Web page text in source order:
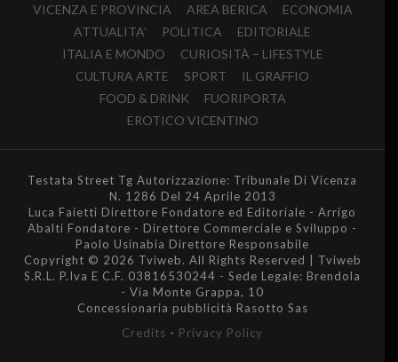
VICENZA E PROVINCIA
AREA BERICA
ECONOMIA
ATTUALITA’
POLITICA
EDITORIALE
ITALIA E MONDO
CURIOSITÀ – LIFESTYLE
CULTURA ARTE
SPORT
IL GRAFFIO
FOOD & DRINK
FUORIPORTA
EROTICO VICENTINO
Testata Street Tg Autorizzazione: Tribunale Di Vicenza
N. 1286 Del 24 Aprile 2013
Luca Faietti Direttore Fondatore ed Editoriale - Arrigo
Abalti Fondatore - Direttore Commerciale e Sviluppo -
Paolo Usinabia Direttore Responsabile
Copyright © 2026 Tviweb. All Rights Reserved | Tviweb
S.R.L. P.Iva E C.F. 03816530244 - Sede Legale: Brendola
- Via Monte Grappa, 10
Concessionaria pubblicità Rasotto Sas
Credits - Privacy Policy